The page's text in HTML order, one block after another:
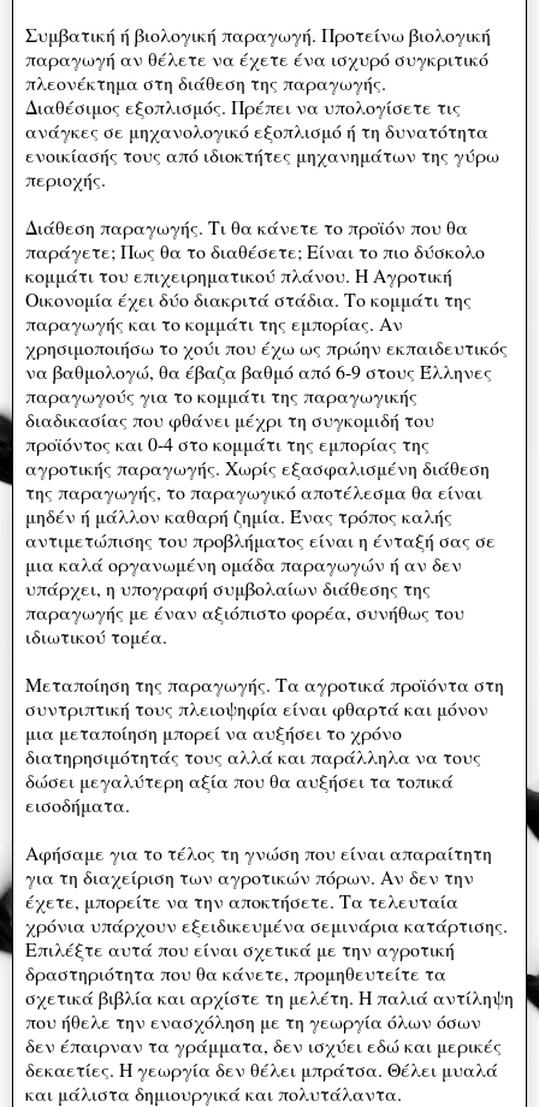
Συμβατική ή βιολογική παραγωγή. Προτείνω βιολογική
παραγωγή αν θέλετε να έχετε ένα ισχυρό συγκριτικό
πλεονέκτημα στη διάθεση της παραγωγής.
Διαθέσιμος εξοπλισμός. Πρέπει να υπολογίσετε τις
ανάγκες σε μηχανολογικό εξοπλισμό ή τη δυνατότητα
ενοικίασής τους από ιδιοκτήτες μηχανημάτων της γύρω
περιοχής.
Διάθεση παραγωγής. Τι θα κάνετε το προϊόν που θα
παράγετε; Πως θα το διαθέσετε; Είναι το πιο δύσκολο
κομμάτι του επιχειρηματικού πλάνου. Η Αγροτική
Οικονομία έχει δύο διακριτά στάδια. Το κομμάτι της
παραγωγής και το κομμάτι της εμπορίας. Αν
χρησιμοποιήσω το χούι που έχω ως πρώην εκπαιδευτικός
να βαθμολογώ, θα έβαζα βαθμό από 6-9 στους Έλληνες
παραγωγούς για το κομμάτι της παραγωγικής
διαδικασίας που φθάνει μέχρι τη συγκομιδή του
προϊόντος και 0-4 στο κομμάτι της εμπορίας της
αγροτικής παραγωγής. Χωρίς εξασφαλισμένη διάθεση
της παραγωγής, το παραγωγικό αποτέλεσμα θα είναι
μηδέν ή μάλλον καθαρή ζημία. Ένας τρόπος καλής
αντιμετώπισης του προβλήματος είναι η ένταξή σας σε
μια καλά οργανωμένη ομάδα παραγωγών ή αν δεν
υπάρχει, η υπογραφή συμβολαίων διάθεσης της
παραγωγής με έναν αξιόπιστο φορέα, συνήθως του
ιδιωτικού τομέα.
Μεταποίηση της παραγωγής. Τα αγροτικά προϊόντα στη
συντριπτική τους πλειοψηφία είναι φθαρτά και μόνον
μια μεταποίηση μπορεί να αυξήσει το χρόνο
διατηρησιμότητάς τους αλλά και παράλληλα να τους
δώσει μεγαλύτερη αξία που θα αυξήσει τα τοπικά
εισοδήματα.
Αφήσαμε για το τέλος τη γνώση που είναι απαραίτητη
για τη διαχείριση των αγροτικών πόρων. Αν δεν την
έχετε, μπορείτε να την αποκτήσετε. Τα τελευταία
χρόνια υπάρχουν εξειδικευμένα σεμινάρια κατάρτισης.
Επιλέξτε αυτά που είναι σχετικά με την αγροτική
δραστηριότητα που θα κάνετε, προμηθευτείτε τα
σχετικά βιβλία και αρχίστε τη μελέτη. Η παλιά αντίληψη
που ήθελε την ενασχόληση με τη γεωργία όλων όσων
δεν έπαιρναν τα γράμματα, δεν ισχύει εδώ και μερικές
δεκαετίες. Η γεωργία δεν θέλει μπράτσα. Θέλει μυαλά
και μάλιστα δημιουργικά και πολυτάλαντα.